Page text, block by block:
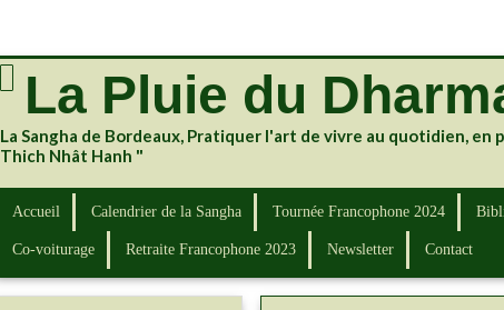
La Pluie du
La Sangha de Bordeaux, Pratiquer l'art de vivre au quotidien,
Thich Nhât Hanh "
Accueil Calendrier de la Sangha Tournée Francophone 2024
Co-voiturage Retraite Francophone 2023 Newsletter Contact